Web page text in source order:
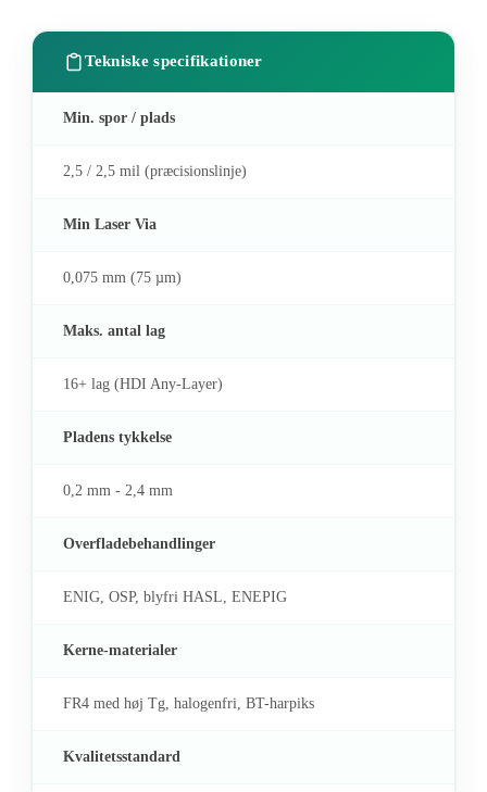
Tekniske specifikationer
Min. spor / plads
2,5 / 2,5 mil (præcisionslinje)
Min Laser Via
0,075 mm (75 µm)
Maks. antal lag
16+ lag (HDI Any-Layer)
Pladens tykkelse
0,2 mm - 2,4 mm
Overfladebehandlinger
ENIG, OSP, blyfri HASL, ENEPIG
Kerne-materialer
FR4 med høj Tg, halogenfri, BT-harpiks
Kvalitetsstandard